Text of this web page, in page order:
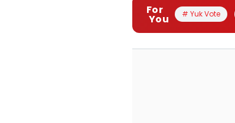
For
You # Yuk Vote